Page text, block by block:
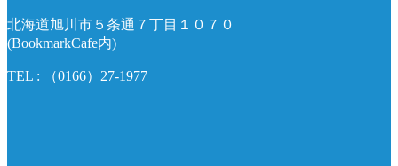
北海道旭川市５条通７丁目１０７０
(BookmarkCafe内)
TEL : （0166）27-1977